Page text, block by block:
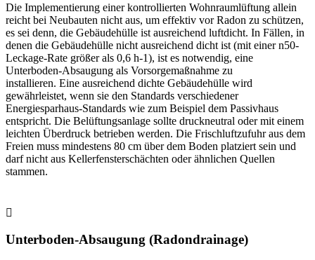
Die Implementierung einer kontrollierten Wohnraumlüftung allein
reicht bei Neubauten nicht aus, um effektiv vor Radon zu schützen,
es sei denn, die Gebäudehülle ist ausreichend luftdicht. In Fällen, in
denen die Gebäudehülle nicht ausreichend dicht ist (mit einer n50-
Leckage-Rate größer als 0,6 h-1), ist es notwendig, eine
Unterboden-Absaugung als Vorsorgemaßnahme zu
installieren.Eine ausreichend dichte Gebäudehülle wird
gewährleistet, wenn sie den Standards verschiedener
Energiesparhaus-Standards wie zum Beispiel dem Passivhaus
entspricht. Die Belüftungsanlage sollte druckneutral oder mit einem
leichten Überdruck betrieben werden. Die Frischluftzufuhr aus dem
Freien muss mindestens 80 cm über dem Boden platziert sein und
darf nicht aus Kellerfensterschächten oder ähnlichen Quellen
stammen.
Unterboden-Absaugung (Radondrainage)